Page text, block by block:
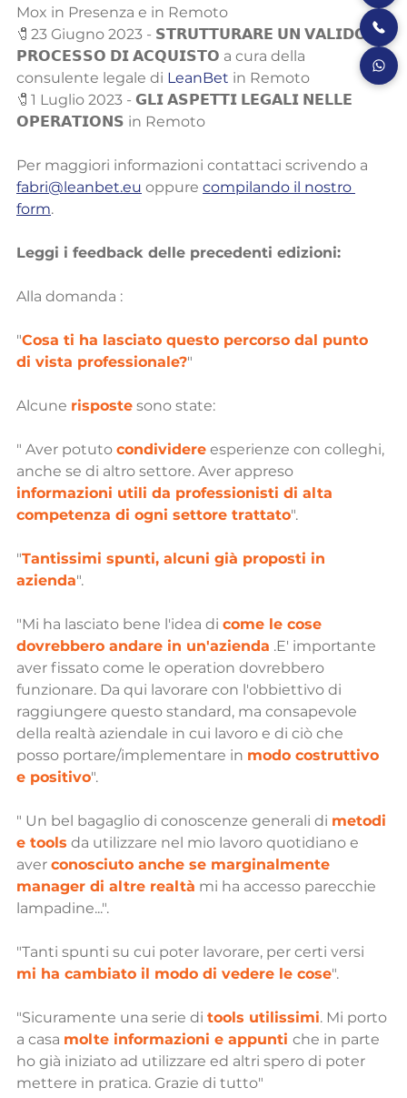
Mox in Presenza e in Remoto
🧷23 Giugno 2023 - 𝗦𝗧𝗥𝗨𝗧𝗧𝗨𝗥𝗔𝗥𝗘 𝗨𝗡 𝗩𝗔𝗟𝗜𝗗𝗢
𝗣𝗥𝗢𝗖𝗘𝗦𝗦𝗢 𝗗𝗜 𝗔𝗖𝗤𝗨𝗜𝗦𝗧𝗢 a cura della
consulente legale di LeanBet in Remoto
🧷1 Luglio 2023 - 𝗚𝗟𝗜 𝗔𝗦𝗣𝗘𝗧𝗧𝗜 𝗟𝗘𝗚𝗔𝗟𝗜 𝗡𝗘𝗟𝗟𝗘
𝗢𝗣𝗘𝗥𝗔𝗧𝗜𝗢𝗡𝗦 in Remoto
Per maggiori informazioni contattaci scrivendo a
fabri@leanbet.eu oppure compilando il nostro
form.
Leggi i feedback delle precedenti edizioni:
Alla domanda :
"Cosa ti ha lasciato questo percorso dal punto
di vista professionale?"
Alcune risposte sono state:
" Aver potuto condividere esperienze con colleghi,
anche se di altro settore. Aver appreso
informazioni utili da professionisti di alta
competenza di ogni settore trattato".
"Tantissimi spunti, alcuni già proposti in
azienda".
"Mi ha lasciato bene l'idea di come le cose
dovrebbero andare in un'azienda .E' importante
aver fissato come le operation dovrebbero
funzionare. Da qui lavorare con l'obbiettivo di
raggiungere questo standard, ma consapevole
della realtà aziendale in cui lavoro e di ciò che
posso portare/implementare in modo costruttivo
e positivo".
" Un bel bagaglio di conoscenze generali di metodi
e tools da utilizzare nel mio lavoro quotidiano e
aver conosciuto anche se marginalmente
manager di altre realtà mi ha accesso parecchie
lampadine...".
"Tanti spunti su cui poter lavorare, per certi versi
mi ha cambiato il modo di vedere le cose".
"Sicuramente una serie di tools utilissimi. Mi porto
a casa molte informazioni e appunti che in parte
ho già iniziato ad utilizzare ed altri spero di poter
mettere in pratica. Grazie di tutto"